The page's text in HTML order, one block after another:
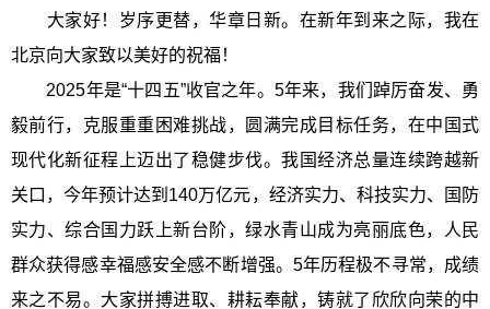
大家好！岁序更替，华章日新。在新年到来之际，我在
北京向大家致以美好的祝福！
2025年是“十四五”收官之年。5年来，我们踔厉奋发、勇
毅前行，克服重重困难挑战，圆满完成目标任务，在中国式
现代化新征程上迈出了稳健步伐。我国经济总量连续跨越新
关口，今年预计达到140万亿元，经济实力、科技实力、国防
实力、综合国力跃上新台阶，绿水青山成为亮丽底色，人民
群众获得感幸福感安全感不断增强。5年历程极不寻常，成绩
来之不易。大家拼搏进取、耕耘奉献，铸就了欣欣向荣的中